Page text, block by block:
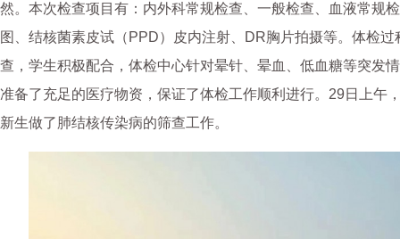
然。本次检查项目有：内外科常规检查、一般检查、血液常规
图、结核菌素皮试（PPD）皮内注射、DR胸片拍摄等。体检
查，学生积极配合，体检中心针对晕针、晕血、低血糖等突发
准备了充足的医疗物资，保证了体检工作顺利进行。29日上午
新生做了肺结核传染病的筛查工作。